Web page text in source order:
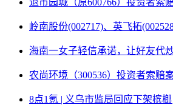
岭南股份(002717)、英飞拓
海南一女子轻信承诺，让好友代
农尚环境（300536）投资者索赔
8点1氪 | 义乌市监局回应下架槟